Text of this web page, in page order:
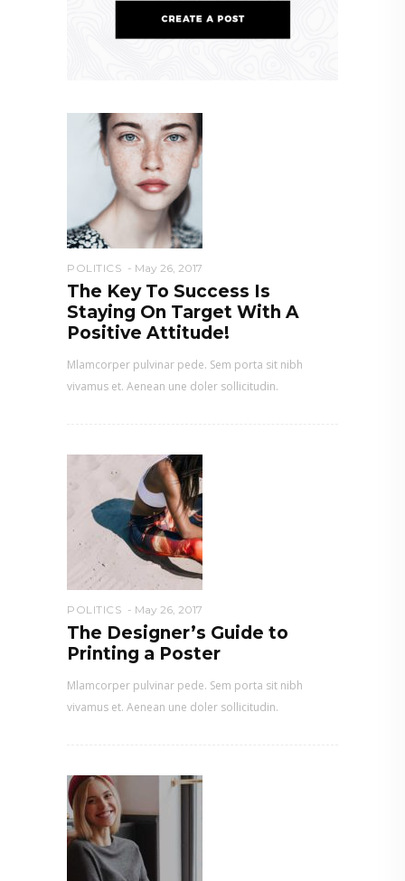
POLITICS May 26, 2017
The Key To Success Is
Staying On Target With A
Positive Attitude!
Mlamcorper pulvinar pede. Sem porta sit nibh
vivamus et. Aenean une doler sollicitudin.
POLITICS May 26, 2017
The Designer’s Guide to
Printing a Poster
Mlamcorper pulvinar pede. Sem porta sit nibh
vivamus et. Aenean une doler sollicitudin.